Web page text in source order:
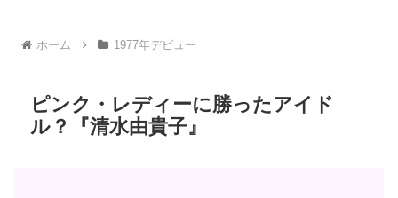
ホーム 1977年デビュー
ピンク・レディーに勝ったアイド
ル？『清水由貴子』